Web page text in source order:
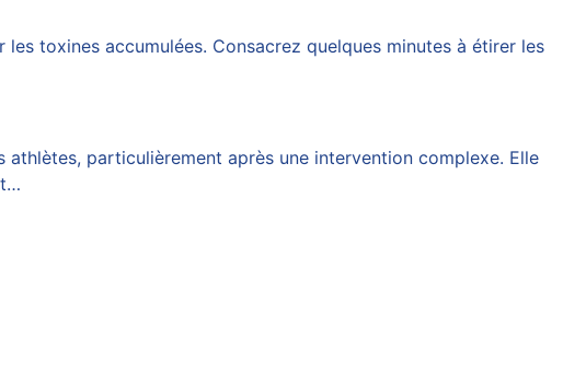
toxines accumulées. Consacrez quelques minutes à étirer les
particulièrement après une intervention complexe. Elle